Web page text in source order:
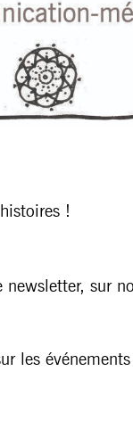
!
newsletter, sur
les